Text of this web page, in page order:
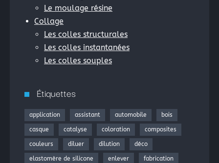
Le moulage résine
Collage
Les colles structurales
Les colles instantanées
Les colles souples
Étiquettes
application assistant automobile bois
casque catalyse coloration composites
couleurs diluer dilution déco
elastomère de silicone enlever fabrication